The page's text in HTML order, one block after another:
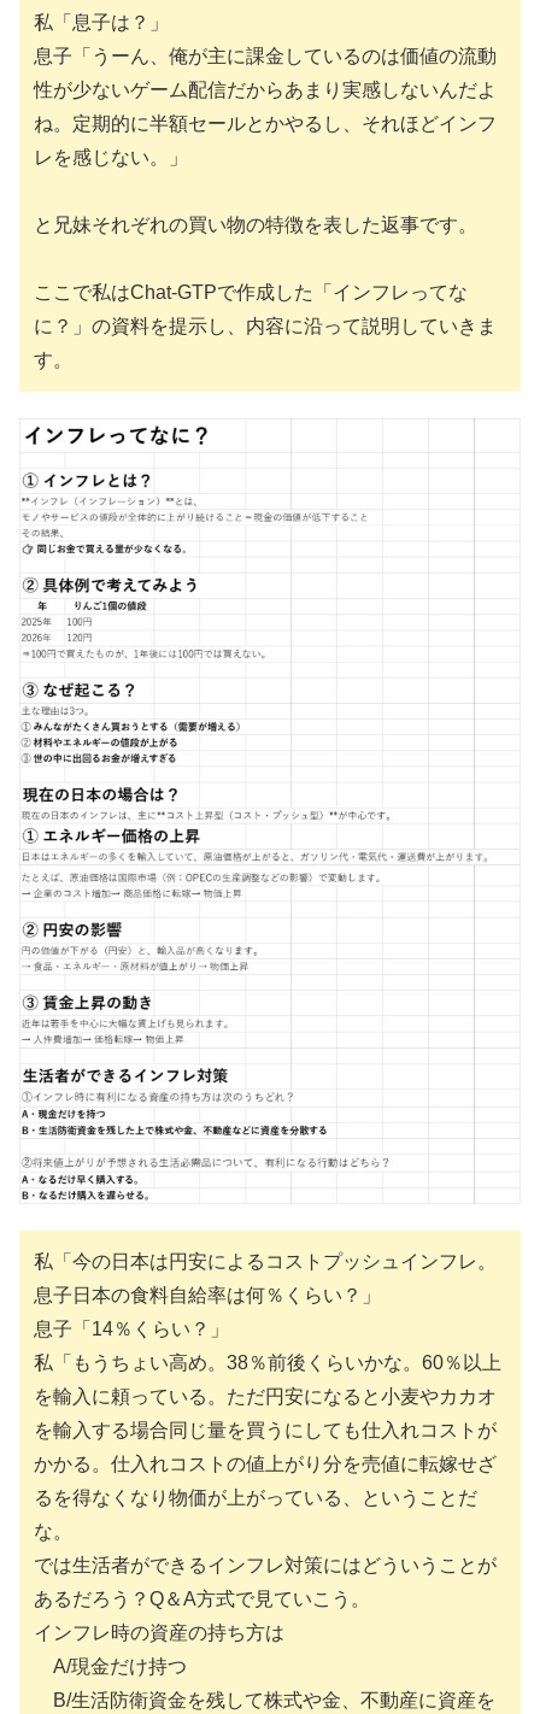
私「息子は？」
息子「うーん、俺が主に課金しているのは価値の流動
性が少ないゲーム配信だからあまり実感しないんだよ
ね。定期的に半額セールとかやるし、それほどインフ
レを感じない。」
と兄妹それぞれの買い物の特徴を表した返事です。
ここで私はChat-GTPで作成した「インフレってな
に？」の資料を提示し、内容に沿って説明していきま
す。
私「今の日本は円安によるコストプッシュインフレ。
息子日本の食料自給率は何％くらい？」
息子「14％くらい？」
私「もうちょい高め。38％前後くらいかな。60％以上
を輸入に頼っている。ただ円安になると小麦やカカオ
を輸入する場合同じ量を買うにしても仕入れコストが
かかる。仕入れコストの値上がり分を売値に転嫁せざ
るを得なくなり物価が上がっている、ということだ
な。
では生活者ができるインフレ対策にはどういうことが
あるだろう？Q＆A方式で見ていこう。
インフレ時の資産の持ち方は
A/現金だけ持つ
B/生活防衛資金を残して株式や金、不動産に資産を